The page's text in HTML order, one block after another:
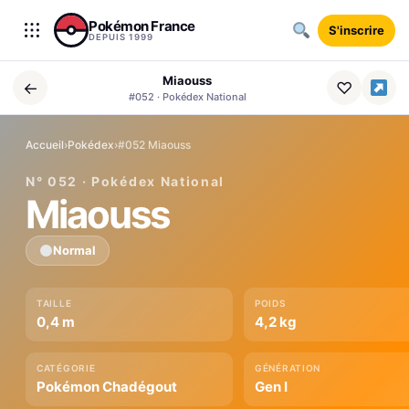
Aller au contenu
Pokémon France
DEPUIS 1999 S'inscrire
← Miaouss
#052 · Pokédex National ♡
Accueil›Pokédex›#052 Miaouss
N° 052 · Pokédex National
Miaouss
Normal
TAILLE
0,4 m
POIDS
4,2 kg
CATÉGORIE
Pokémon Chadégout
GÉNÉRATION
Gen I